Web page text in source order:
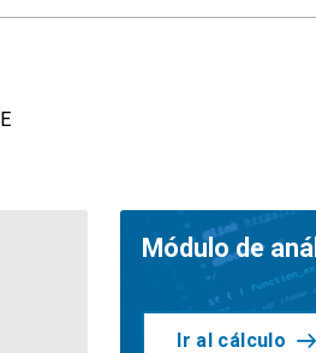
Módulo de
Ir al cálculo